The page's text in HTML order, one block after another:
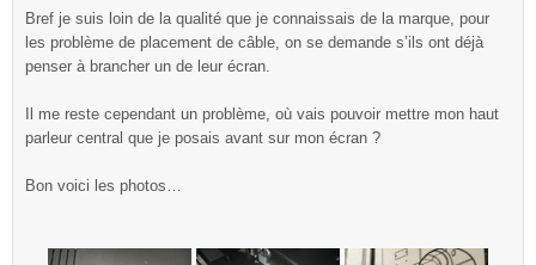
Bref je suis loin de la qualité que je connaissais de la marque, pour
les problème de placement de câble, on se demande s’ils ont déjà
penser à brancher un de leur écran.
Il me reste cependant un problème, où vais pouvoir mettre mon haut
parleur central que je posais avant sur mon écran ?
Bon voici les photos…